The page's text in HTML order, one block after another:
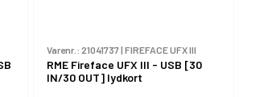
Varenr.: 21041737| FIREFACE UFX III
RME Fireface UFX III - USB [30
IN/30 OUT] lydkort